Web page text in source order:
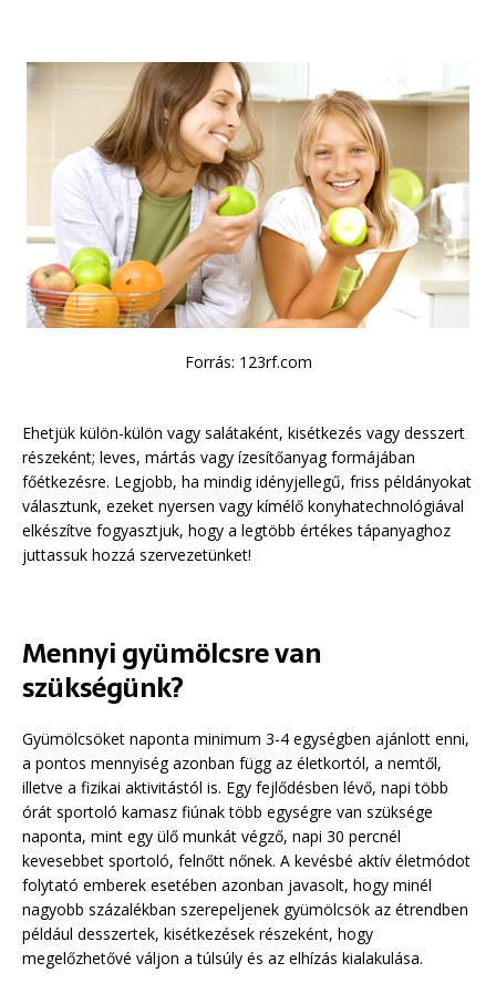
Forrás: 123rf.com
Ehetjük külön-külön vagy salátaként, kisétkezés vagy desszert
részeként; leves, mártás vagy ízesítőanyag formájában
főétkezésre. Legjobb, ha mindig idényjellegű, friss példányokat
választunk, ezeket nyersen vagy kímélő konyhatechnológiával
elkészítve fogyasztjuk, hogy a legtöbb értékes tápanyaghoz
juttassuk hozzá szervezetünket!
Mennyi gyümölcsre van
szükségünk?
Gyümölcsöket naponta minimum 3-4 egységben ajánlott enni,
a pontos mennyiség azonban függ az életkortól, a nemtől,
illetve a fizikai aktivitástól is. Egy fejlődésben lévő, napi több
órát sportoló kamasz fiúnak több egységre van szüksége
naponta, mint egy ülő munkát végző, napi 30 percnél
kevesebbet sportoló, felnőtt nőnek. A kevésbé aktív életmódot
folytató emberek esetében azonban javasolt, hogy minél
nagyobb százalékban szerepeljenek gyümölcsök az étrendben
például desszertek, kisétkezések részeként, hogy
megelőzhetővé váljon a túlsúly és az elhízás kialakulása.